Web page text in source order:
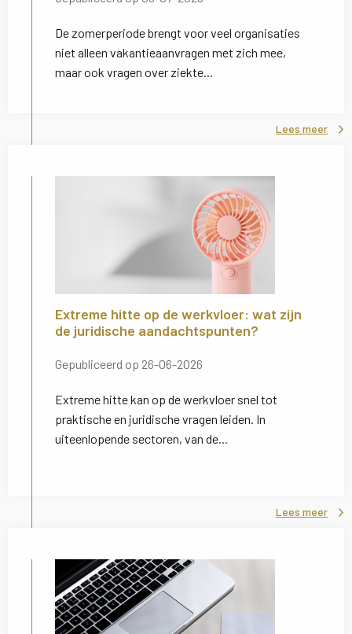
De zomerperiode brengt voor veel organisaties
niet alleen vakantieaanvragen met zich mee,
maar ook vragen over ziekte...
Lees meer
Extreme hitte op de werkvloer: wat zijn
de juridische aandachtspunten?
Gepubliceerd op 26-06-2026
Extreme hitte kan op de werkvloer snel tot
praktische en juridische vragen leiden. In
uiteenlopende sectoren, van de...
Lees meer